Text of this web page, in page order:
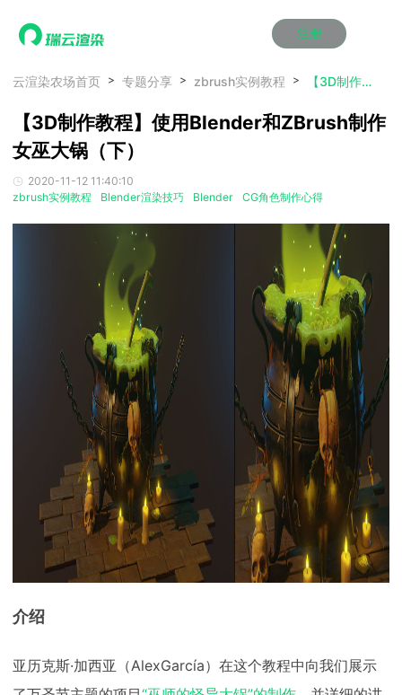
注册
首页
产品服务
云制作
云渲染管理系统
瑞兔百宝箱
云制作
云渲染管理系统
瑞兔百宝箱
云制作
云渲染管理系统
瑞兔百宝箱
云制作
云渲染管理系统
瑞兔百宝箱
云制作
云渲染管理系统
瑞兔百宝箱
云制作
云渲染管理系统
瑞兔百宝箱
Maya云渲染方案
3ds Max云渲染方案
Cinema 4D云渲染方案
Blender 云渲染方案
Maya AI渲染方案
Maya云渲染方案
3ds Max云渲染方案
Cinema 4D云渲染方案
Blender 云渲染方案
Maya AI渲染方案
Maya云渲染方案
3ds Max云渲染方案
Cinema 4D云渲染方案
Blender 云渲染方案
Maya AI渲染方案
Maya云渲染方案
3ds Max云渲染方案
Cinema 4D云渲染方案
Blender 云渲染方案
Maya AI渲染方案
Maya云渲染方案
3ds Max云渲染方案
Cinema 4D云渲染方案
Blender 云渲染方案
Maya AI渲染方案
Maya云渲染方案
3ds Max云渲染方案
Cinema 4D云渲染方案
Blender 云渲染方案
Maya AI渲染方案
动画价格
云制作价格
动画价格
云制作价格
动画价格
云制作价格
动画价格
云制作价格
动画价格
云制作价格
动画价格
云制作价格
资讯&赛事
渲染大赛
泛CG交流会
渲染大赛
泛CG交流会
渲染大赛
泛CG交流会
渲染大赛
泛CG交流会
渲染大赛
泛CG交流会
渲染大赛
泛CG交流会
特惠专区
云渲染优惠攻略
青云平台
教育优惠
云渲染优惠攻略
青云平台
教育优惠
云渲染优惠攻略
青云平台
教育优惠
云渲染优惠攻略
青云平台
教育优惠
云渲染优惠攻略
青云平台
教育优惠
云渲染优惠攻略
青云平台
教育优惠
关于我们
动画客户端
效果图客户端
动画客户端
效果图客户端
动画客户端
效果图客户端
动画客户端
效果图客户端
动画客户端
效果图客户端
动画客户端
效果图客户端
帮助/教程
登录
云渲染农场首页 专题分享 zbrush实例教程 【3D制作教程】使用Blender和ZBrush制作女巫大锅（下）
【3D制作教程】使用Blender和ZBrush制作
女巫大锅（下）
2020-11-12 11:40:10
zbrush实例教程
Blender渲染技巧 Blender CG角色制作心得
介绍
亚历克斯·加西亚（AlexGarcía）在这个教程中向我们展示